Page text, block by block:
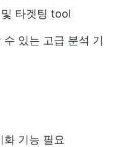
타겟팅 tool
있는 고급 분석 기
화 기능 필요